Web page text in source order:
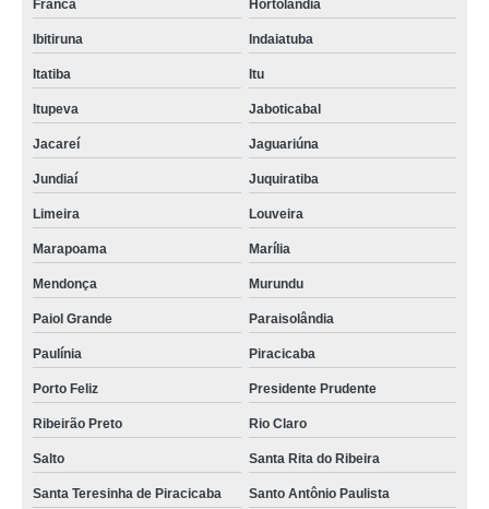
Franca Hortolândia
Ibitiruna Indaiatuba
Itatiba Itu
Itupeva Jaboticabal
Jacareí Jaguariúna
Jundiaí Juquiratiba
Limeira Louveira
Marapoama Marília
Mendonça Murundu
Paiol Grande Paraisolândia
Paulínia Piracicaba
Porto Feliz Presidente Prudente
Ribeirão Preto Rio Claro
Salto Santa Rita do Ribeira
Santa Teresinha de Piracicaba Santo Antônio Paulista